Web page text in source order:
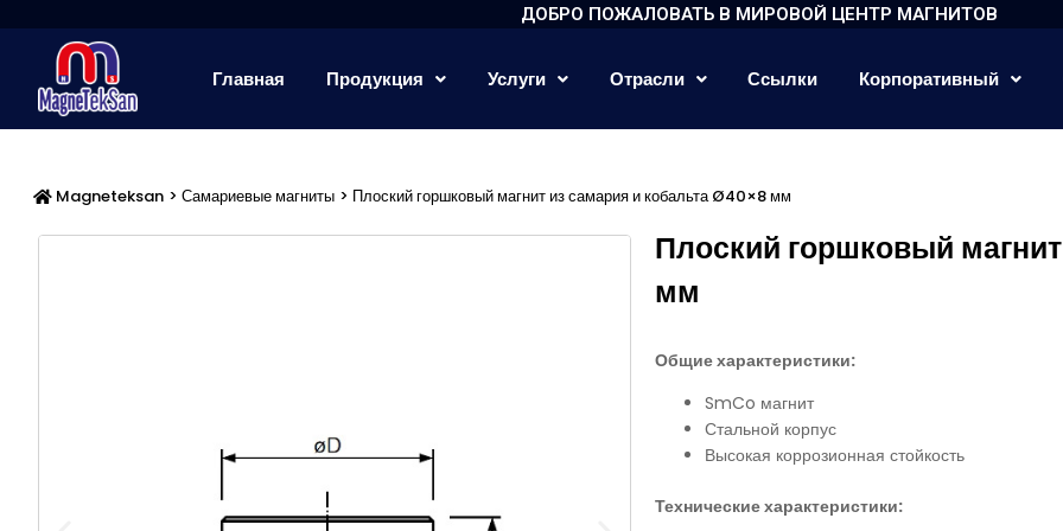
содержимому
ДОБРО ПОЖАЛОВАТЬ В МИРОВОЙ ЦЕНТР МАГНИТОВ
Главная Продукция Услуги Отрасли Ссылки Корпоративный
Magneteksan > Самариевые магниты > Плоский горшковый магнит из самария и кобальта Ø40×8 мм
Плоский горшковый
мм
Общие характеристики:
SmCo магнит
Стальной корпус
Высокая коррозионная стойкость
Технические характеристики: